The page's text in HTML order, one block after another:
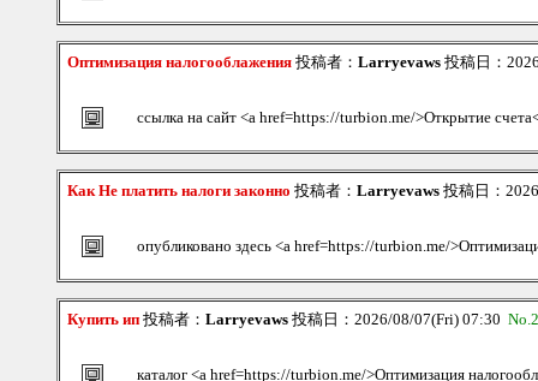
Оптимизация налогооблажения 投稿者： Larryevaws 投稿日：
ссылка на сайт <a href=https://turbion.me/>Открытие
Как Не платить налоги законно 投稿者： Larryevaws 投稿日：
опубликовано здесь <a href=https://turbion.me/
Купить ип 投稿者： Larryevaws 投稿日：2026/08/07(Fri) 07:30
каталог <a href=https://turbion.me/>Оптимизация